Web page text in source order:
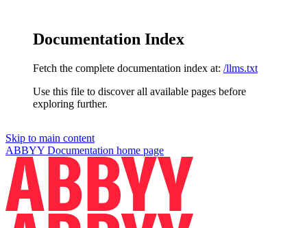
Documentation Index
Fetch the complete documentation index at: /llms.txt
Use this file to discover all available pages before
exploring further.
Skip to main content
ABBYY Documentation home page